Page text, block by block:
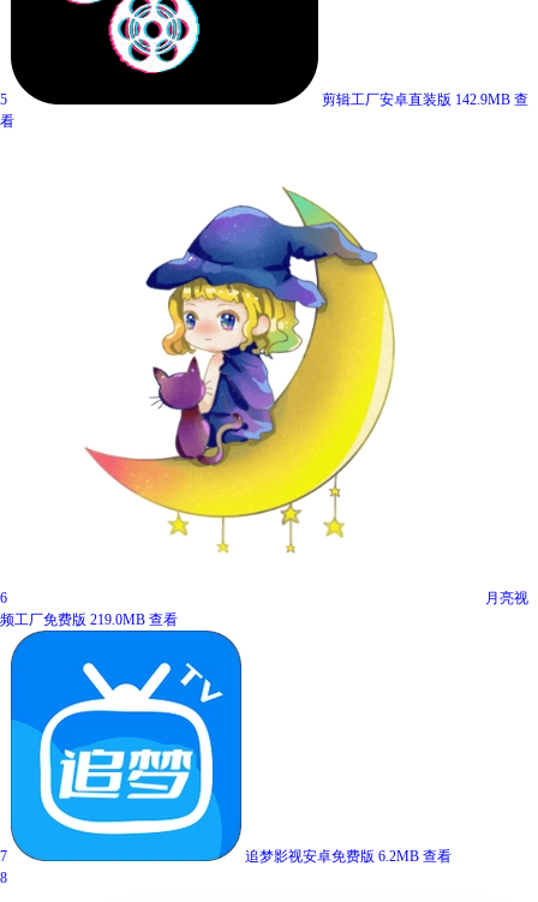
5 剪辑工厂安卓直装版 142.9MB 查
看
6
月亮视
频工厂免费版 219.0MB 查看
7 追梦影视安卓免费版 6.2MB 查看
8